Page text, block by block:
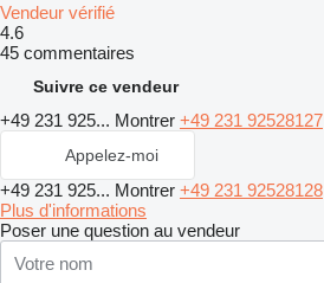
Vendeur vérifié
4.6
45 commentaires
Suivre ce vendeur
+49 231 925... Montrer +49 231 92528127
Appelez-moi
+49 231 925... Montrer +49 231 92528128
Plus d'informations
Poser une question au vendeur